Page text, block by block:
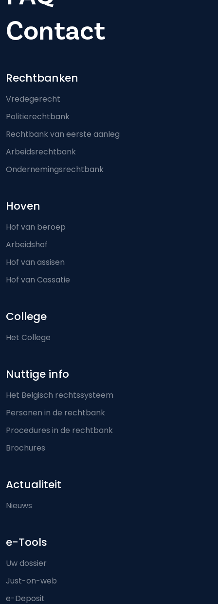
Contact
Footer-menu
Rechtbanken
Vredegerecht
Politierechtbank
Rechtbank van eerste aanleg
Arbeidsrechtbank
Ondernemingsrechtbank
Hoven
Hof van beroep
Arbeidshof
Hof van assisen
Hof van Cassatie
College
Het College
Nuttige info
Het Belgisch rechtssysteem
Personen in de rechtbank
Procedures in de rechtbank
Brochures
Actualiteit
Nieuws
e-Tools
Uw dossier
Just-on-web
e-Deposit